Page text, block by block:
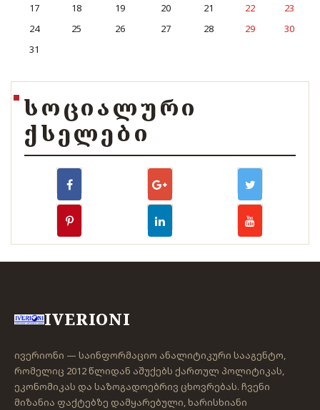
17
18 19 20 21 22
23
24
25 26 27 28 29
30
31
ᲡᲝᲪᲘᲐᲚᲣᲠᲘ
ᲥᲡᲔᲚᲔᲑᲘ
IVERIONI
ივერიონი — საინფორმაციო ანალიტიკური სააგენტო,
რომელიც 2012 წლიდან აშუქებს ქართულ პოლიტიკას,
ეკონომიკას და საზოგადოებრივ ცხოვრებას. ჩვენი
მიზანია ფაქტებზე დამყარებული, ხარისხიანი